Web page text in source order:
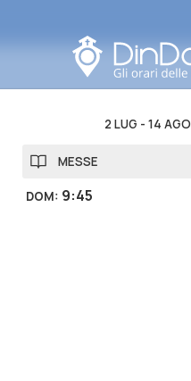
2 LUG - 14 AGO
MESSE
DOM: 9:45